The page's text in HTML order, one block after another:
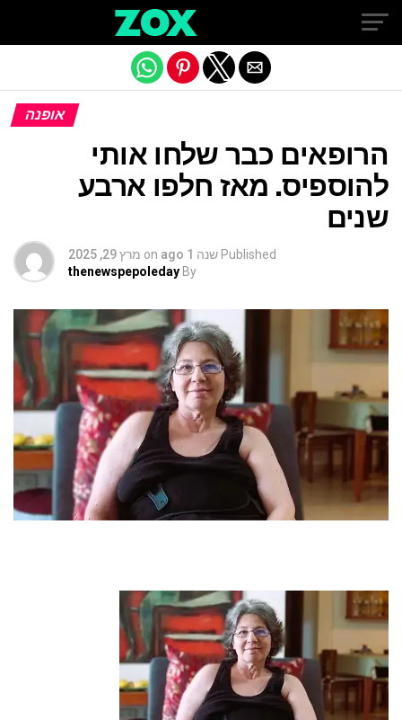
אופנה
הרופאים כבר שלחו אותי
להוספיס. מאז חלפו ארבע
שנים
Published שנה 1 ago on מרץ 29, 2025
By
thenewspepoleday
Exit mobile version